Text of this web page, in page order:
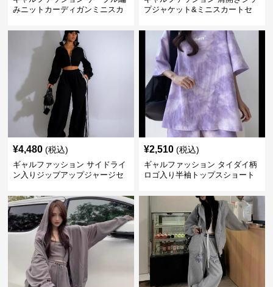
みニットカーディガンミニスカ
プジャケット&ミニスカートセ
¥4,480 (税込)
ギャルファッション サイドライ
ン入りジップアップジャージセ
¥2,510 (税込)
ギャルファッション タイダイ柄
ロゴ入り半袖トップスショート